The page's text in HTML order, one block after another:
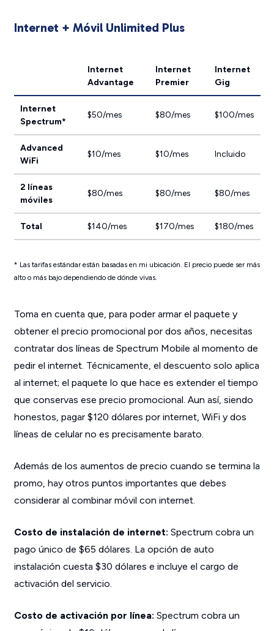
Internet + Móvil Unlimited Plus
Internet
Advantage
Internet
Premier
Internet
Gig
Internet
Spectrum*
$50/mes $80/mes $100/mes
Advanced
WiFi
$10/mes $10/mes Incluido
2 líneas
móviles
$80/mes $80/mes $80/mes
Total $140/mes $170/mes $180/mes
* Las tarifas estándar están basadas en mi ubicación. El precio puede ser más
alto o más bajo dependiendo de dónde vivas.
Toma en cuenta que, para poder armar el paquete y
obtener el precio promocional por dos años, necesitas
contratar dos líneas de Spectrum Mobile al momento de
pedir el internet. Técnicamente, el descuento solo aplica
al internet; el paquete lo que hace es extender el tiempo
que conservas ese precio promocional. Aun así, siendo
honestos, pagar $120 dólares por internet, WiFi y dos
líneas de celular no es precisamente barato.
Además de los aumentos de precio cuando se termina la
promo, hay otros puntos importantes que debes
considerar al combinar móvil con internet.
Costo de instalación de internet: Spectrum cobra un
pago único de $65 dólares. La opción de auto
instalación cuesta $30 dólares e incluye el cargo de
activación del servicio.
Costo de activación por línea: Spectrum cobra un